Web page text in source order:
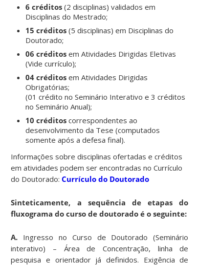
6 créditos(2 disciplinas) validados em
Disciplinas do Mestrado;
15 créditos (5 disciplinas) em Disciplinas do
Doutorado;
06 créditos em Atividades Dirigidas Eletivas
(Vide currículo);
04 créditos em Atividades Dirigidas
Obrigatórias;
(01 crédito no Seminário Interativo e 3 créditos
no Seminário Anual);
10 créditos correspondentes ao
desenvolvimento da Tese (computados
somente após a defesa final).
Informações sobre disciplinas ofertadas e créditos
em atividades podem ser encontradas no Currículo
do Doutorado:Currículo do Doutorado
Sinteticamente, a sequência de etapas do
fluxograma do curso de doutorado é o seguinte:
A. Ingresso no Curso de Doutorado (Seminário
interativo) – Área de Concentração, linha de
pesquisa e orientador já definidos. Exigência de